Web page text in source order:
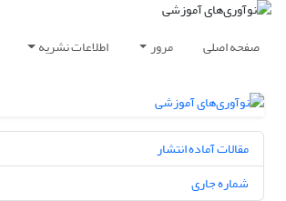
صفحه اصلی مرور اطلاعات نشریه
مقالات آماده انتشار
شماره جاری